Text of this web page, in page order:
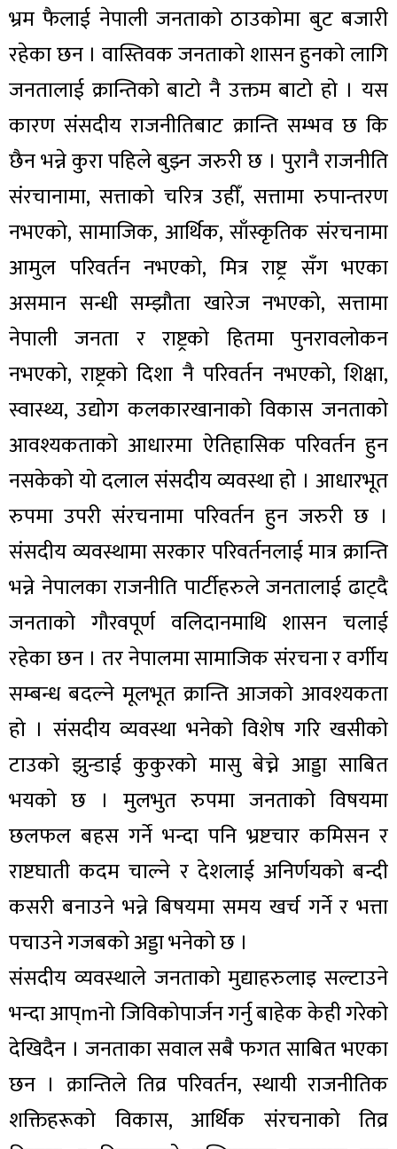
भ्रम फैलाई नेपाली जनताको ठाउकोमा बुट बजारी
रहेका छन । वास्तिवक जनताको शासन हुनको लागि
जनतालाई क्रान्तिको बाटो नै उक्तम बाटो हो । यस
कारण संसदीय राजनीतिबाट क्रान्ति सम्भव छ कि
छैन भन्ने कुरा पहिले बुझ्न जरुरी छ । पुरानै राजनीति
संरचानामा, सत्ताको चरित्र उहीँ, सत्तामा रुपान्तरण
नभएको, सामाजिक, आर्थिक, साँस्कृतिक संरचनामा
आमुल परिवर्तन नभएको, मित्र राष्ट्र सँग भएका
असमान सन्धी सम्झौता खारेज नभएको, सत्तामा
नेपाली जनता र राष्ट्रको हितमा पुनरावलोकन
नभएको, राष्ट्रको दिशा नै परिवर्तन नभएको, शिक्षा,
स्वास्थ्य, उद्योग कलकारखानाको विकास जनताको
आवश्यकताको आधारमा ऐतिहासिक परिवर्तन हुन
नसकेको यो दलाल संसदीय व्यवस्था हो । आधारभूत
रुपमा उपरी संरचनामा परिवर्तन हुन जरुरी छ ।
संसदीय व्यवस्थामा सरकार परिवर्तनलाई मात्र क्रान्ति
भन्ने नेपालका राजनीति पार्टीहरुले जनतालाई ढाट्दै
जनताको गौरवपूर्ण वलिदानमाथि शासन चलाई
रहेका छन । तर नेपालमा सामाजिक संरचना र वर्गीय
सम्बन्ध बदल्ने मूलभूत क्रान्ति आजको आवश्यकता
हो । संसदीय व्यवस्था भनेको विशेष गरि खसीको
टाउको झुन्डाई कुकुरको मासु बेच्ने आड्डा साबित
भयको छ । मुलभुत रुपमा जनताको विषयमा
छलफल बहस गर्ने भन्दा पनि भ्रष्टचार कमिसन र
राष्टघाती कदम चाल्ने र देशलाई अनिर्णयको बन्दी
कसरी बनाउने भन्ने बिषयमा समय खर्च गर्ने र भत्ता
पचाउने गजबको अड्डा भनेको छ ।
संसदीय व्यवस्थाले जनताको मुद्याहरुलाइ सल्टाउने
भन्दा आप्‌mनो जिविकोपार्जन गर्नु बाहेक केही गरेको
देखिदैन । जनताका सवाल सबै फगत साबित भएका
छन । क्रान्तिले तिव्र परिवर्तन, स्थायी राजनीतिक
शक्तिहरूको विकास, आर्थिक संरचनाको तिव्र